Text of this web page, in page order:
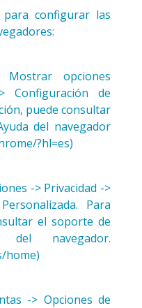
configurar las
Mostrar opciones
Configuración de
puede consultar
del navegador
?hl=es)
-> Privacidad ->
Para
el soporte de
navegador.
home)
-> Opciones de